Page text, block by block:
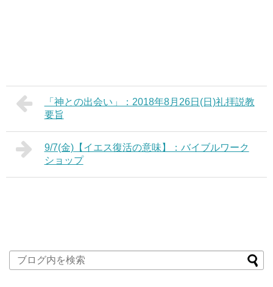
「神との出会い」：2018年8月26日(日)礼拝説教
要旨
9/7(金)【イエス復活の意味】：バイブルワーク
ショップ